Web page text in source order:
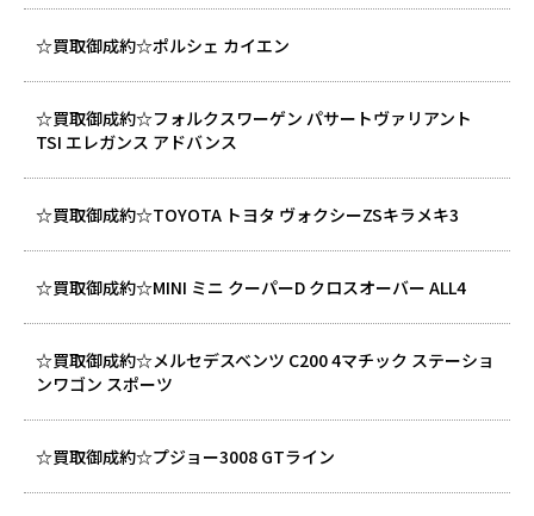
☆買取御成約☆ポルシェ カイエン
☆買取御成約☆フォルクスワーゲン パサートヴァリアント
TSI エレガンス アドバンス
☆買取御成約☆TOYOTA トヨタ ヴォクシーZSキラメキ3
☆買取御成約☆MINI ミニ クーパーD クロスオーバー ALL4
☆買取御成約☆メルセデスベンツ C200 4マチック ステーショ
ンワゴン スポーツ
☆買取御成約☆プジョー3008 GTライン